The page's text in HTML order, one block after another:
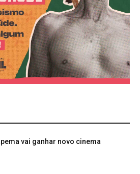
vai ganhar novo cinema